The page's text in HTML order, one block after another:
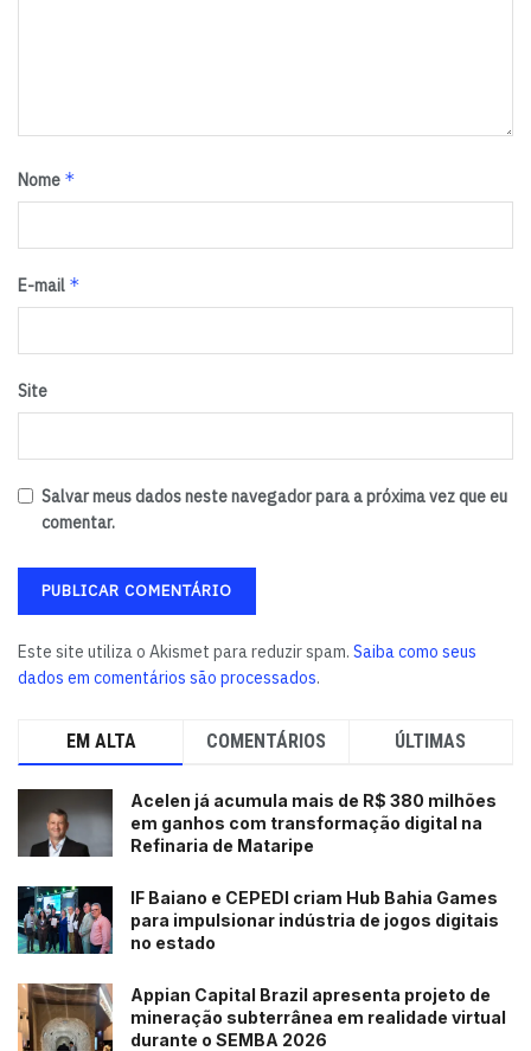
Nome *
E-mail *
Site
Salvar meus dados neste navegador para a próxima vez que eu
comentar.
Este site utiliza o Akismet para reduzir spam. Saiba como seus
dados em comentários são processados.
EM ALTA COMENTÁRIOS ÚLTIMAS
Acelen já acumula mais de R$ 380 milhões
em ganhos com transformação digital na
Refinaria de Mataripe
IF Baiano e CEPEDI criam Hub Bahia Games
para impulsionar indústria de jogos digitais
no estado
Appian Capital Brazil apresenta projeto de
mineração subterrânea em realidade virtual
durante o SEMBA 2026